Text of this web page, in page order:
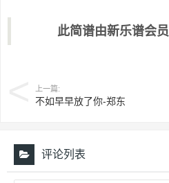
此简谱由新乐谱会员
上一篇:
不如早早放了你-郑东
评论列表